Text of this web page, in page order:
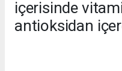
içerisinde
antioksidan